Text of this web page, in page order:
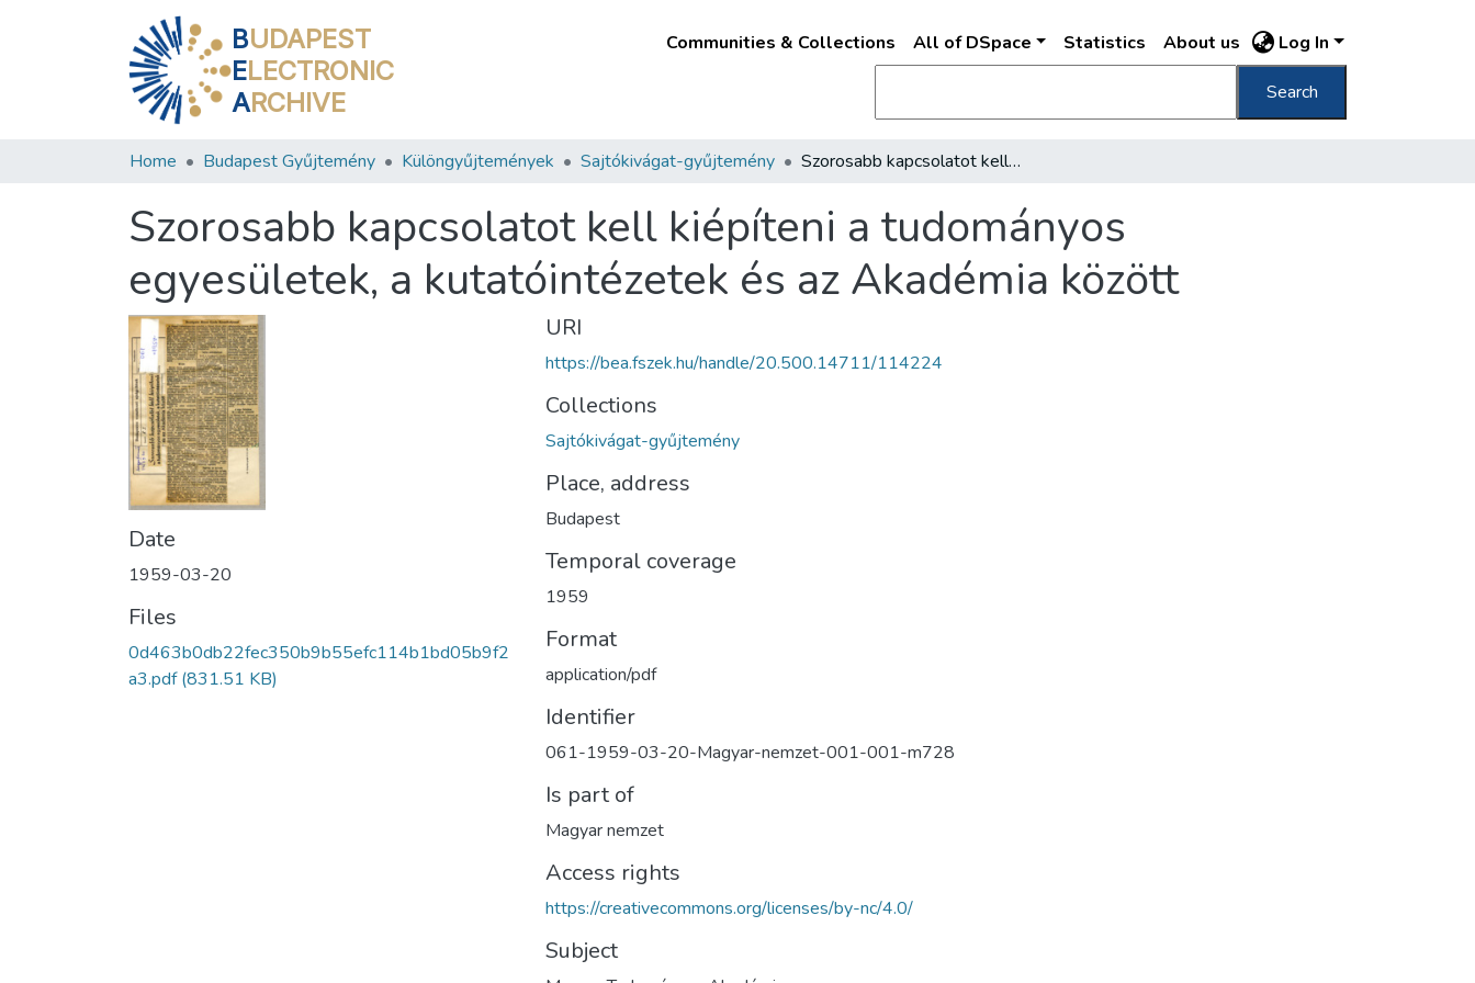
BUDAPEST
ELECTRONIC
ARCHIVE
Communities & Collections All of DSpace Statistics About us Log In
Search
Home Budapest Gyűjtemény Különgyűjtemények Sajtókivágat-gyűjtemény Szorosabb kapcsolatot kell kiépíteni a tudományos egyesületek, a kutatóintézetek és az Akadémia között
Szorosabb kapcsolatot kell kiépíteni a tudományos
egyesületek, a kutatóintézetek és az Akadémia között
Date
1959-03-20
Files
0d463b0db22fec350b9b55efc114b1bd05b9f2
a3.pdf(831.51 KB)
URI
https://bea.fszek.hu/handle/20.500.14711/114224
Collections
Sajtókivágat-gyűjtemény
Place, address
Budapest
Temporal coverage
1959
Format
application/pdf
Identifier
061-1959-03-20-Magyar-nemzet-001-001-m728
Is part of
Magyar nemzet
Access rights
https://creativecommons.org/licenses/by-nc/4.0/
Subject